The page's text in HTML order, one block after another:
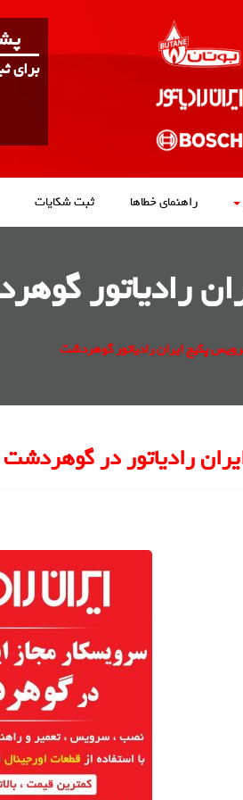
برای
راهنمای خطاها ثبت شکایات
رادیاتور
پکیج ایران رادیاتور گوهردشت
رادیاتور در